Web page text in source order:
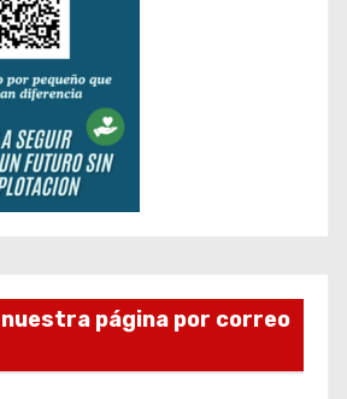
página por correo